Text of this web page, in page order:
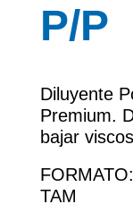
P/P
Diluyente
Premium.
bajar
FORMATO:
TAM